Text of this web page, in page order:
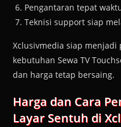
Pengantaran tepat
Teknisi support siap
Xclusivmedia siap
kebutuhan Sewa TV
dan harga tetap bersaing.
Harga dan Cara
Layar Sentuh di